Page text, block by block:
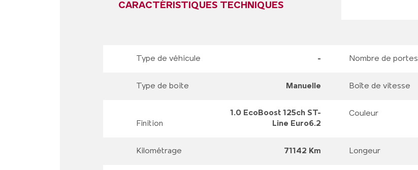
CARACTÉRISTIQUES TECHNIQUES
Type de véhicule - Nombre de portes
Type de boite Manuelle Boîte de vitesse
Finition
1.0 EcoBoost 125ch ST-
Line Euro6.2
Couleur
Kilométrage 71142 Km Longeur